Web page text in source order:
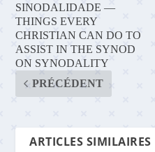
SINODALIDADE —
THINGS EVERY
CHRISTIAN CAN DO TO
ASSIST IN THE SYNOD
ON SYNODALITY
PRÉCÉDENT
ARTICLES SIMILAIRES